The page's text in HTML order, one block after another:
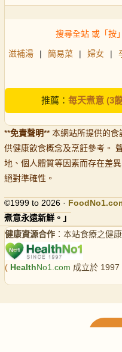
搜尋全站 或「按
滋補湯 | 簡易菜 | 婦女 |
推薦： 每天煮意 (3
**免責聲明** 本網站所提供的
供健康飲食概念及烹飪參考。
地、個人體質等因素而存在差
絕對準確性。
©1999 to 2026 · FoodNo1
煮意永遠新鮮。」
健康資源合作 ：本站食療之健
( HealthNo1.com 成立於 1997